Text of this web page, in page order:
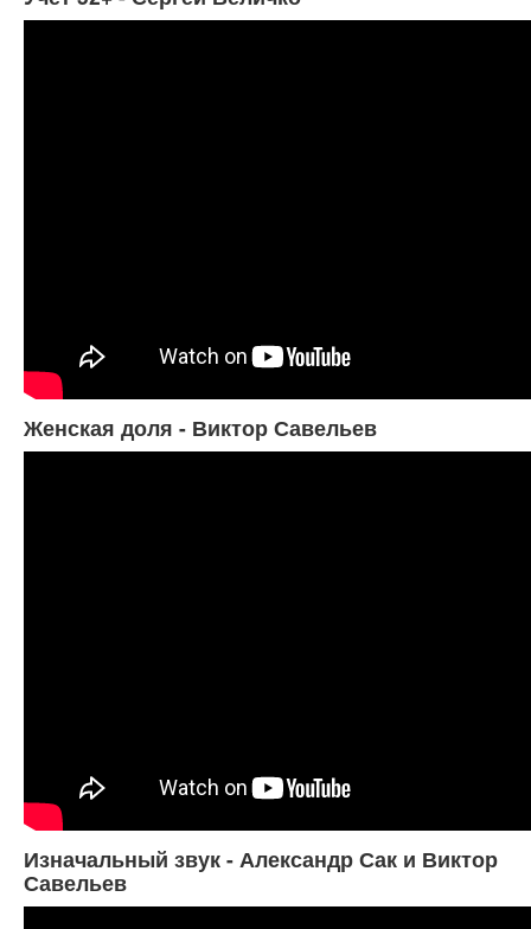
Женская доля - Виктор Савельев
Изначальный звук - Александр Сак и Виктор
Савельев